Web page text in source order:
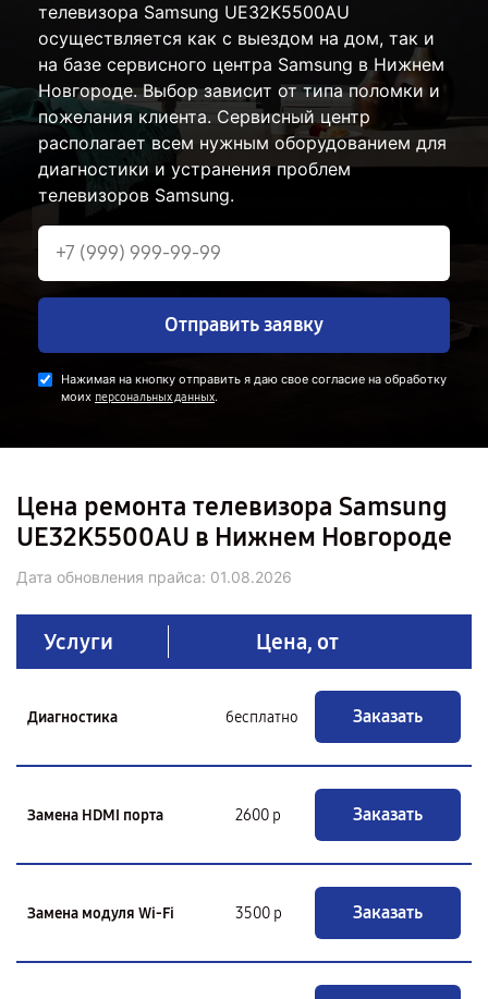
телевизора Samsung UE32K5500AU
осуществляется как с выездом на дом, так и
на базе сервисного центра Samsung в Нижнем
Новгороде. Выбор зависит от типа поломки и
пожелания клиента. Сервисный центр
располагает всем нужным оборудованием для
диагностики и устранения проблем
телевизоров Samsung.
Отправить заявку
Нажимая на кнопку отправить я даю свое согласие на обработку
моих персональных данных.
Цена ремонта телевизора Samsung
UE32K5500AU в Нижнем Новгороде
Дата обновления прайса: 01.08.2026
Услуги Цена, от
Диагностика бесплатно Заказать
Замена HDMI порта 2600 р Заказать
Замена модуля Wi-Fi 3500 р Заказать